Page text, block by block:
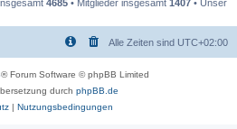
4685 • Mitglieder insgesamt 1407 • Unser
Alle Zeiten sind UTC+02:00
® Forum Software © phpBB Limited
durch phpBB.de
| Nutzungsbedingungen